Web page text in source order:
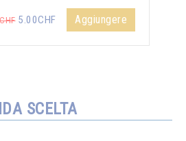
5.00CHF Aggiungere
SCELTA